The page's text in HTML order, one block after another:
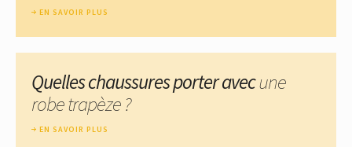
EN SAVOIR PLUS
Quelles chaussures porter avecune
robe trapèze ?
EN SAVOIR PLUS